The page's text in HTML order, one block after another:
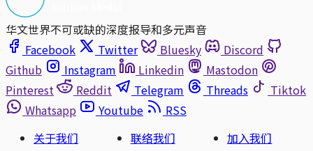
华文世界不可或缺的深度报导和多元声音
Facebook
Twitter Bluesky
Discord
Github
Instagram Linkedin
Mastodon
Pinterest
Reddit Telegram Threads
Tiktok
Whatsapp
Youtube
RSS
关于我们
联络我们
加入我们